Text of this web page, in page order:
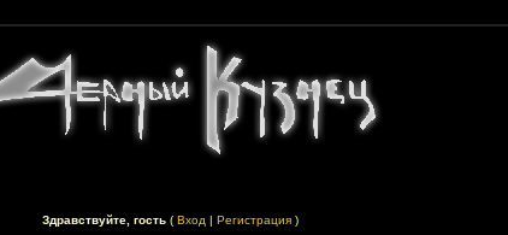
Здравствуйте, гость (Вход |Регистрация )